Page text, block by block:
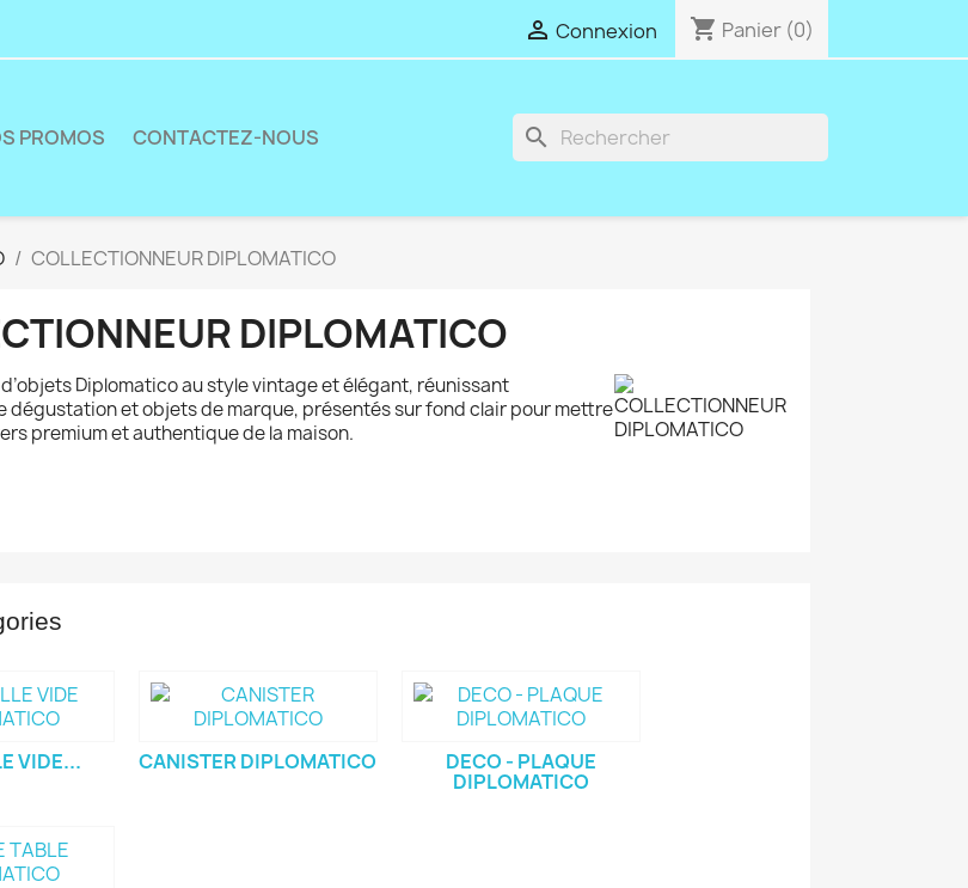
 Connexion shopping_cart Panier (0)
PROMOS CONTACTEZ-NOUS search
COLLECTIONNEUR DIPLOMATICO
DIPLOMATICO
Diplomatico au style vintage et élégant, réunissant
dégustation et objets de marque, présentés sur fond clair pour mettre
premium et authentique de la maison.
VIDE... CANISTER DIPLOMATICO DECO - PLAQUE
DIPLOMATICO